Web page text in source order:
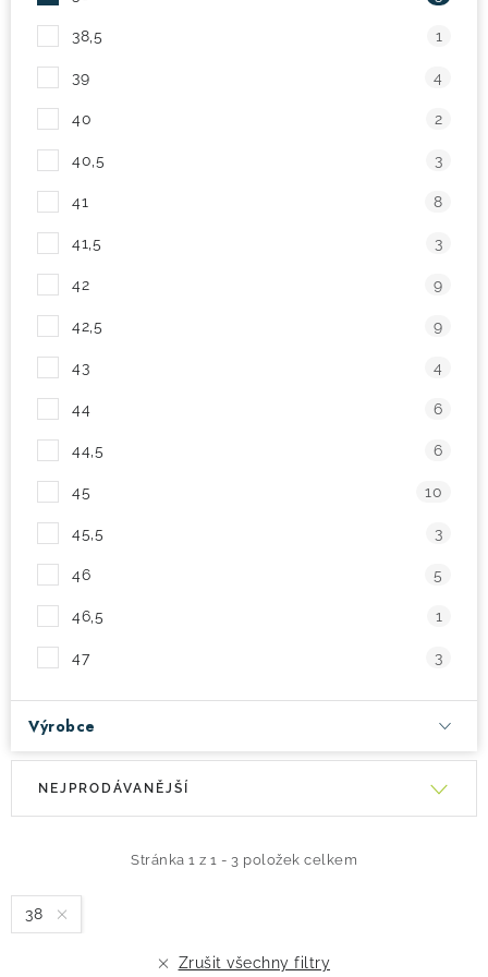
38,5 1
39 4
40 2
40,5 3
41 8
41,5 3
42 9
42,5 9
43 4
44 6
44,5 6
45 10
45,5 3
46 5
46,5 1
47 3
Výrobce
V
s
p
Stránka 1 z 1 - 3 položek celkem
Ř
n
í
NEJPRODÁVANĚJŠÍ
38
Zrušit všechny filtry